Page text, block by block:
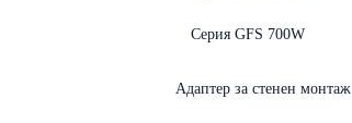
Серия GFS 700W
Адаптер за стенен монтаж